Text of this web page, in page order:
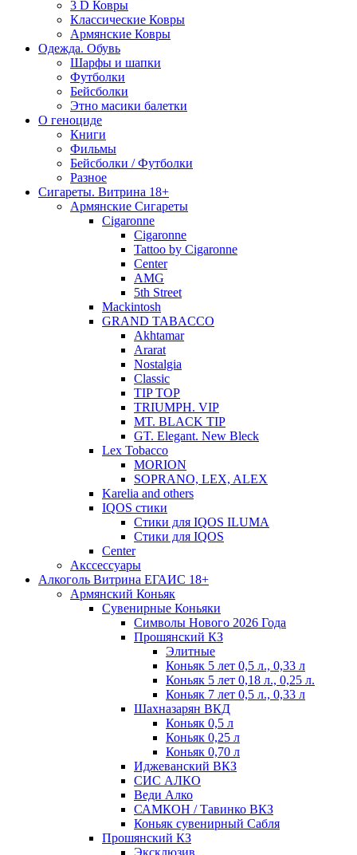
3 D Ковры
Классические Ковры
Армянские Ковры
Одежда. Обувь
Шарфы и шапки
Футболки
Бейсболки
Этно масики балетки
О геноциде
Книги
Фильмы
Бейсболки / Футболки
Разное
Сигареты. Витрина 18+
Армянские Сигареты
Cigaronne
Cigaronne
Tattoo by Cigaronne
Center
AMG
5th Street
Mackintosh
GRAND TABACCO
Akhtamar
Ararat
Nostalgia
Classic
TIP TOP
TRIUMPH. VIP
MT. BLACK TIP
GT. Elegant. New Bleck
Lex Tobacco
MORION
SOPRANO, LEX, ALEX
Karelia and others
IQOS стики
Стики для IQOS ILUMA
Стики для IQOS
Сenter
Акссессуары
Алкоголь Витрина ЕГАИС 18+
Армянский Коньяк
Сувенирные Коньяки
Символы Нового 2026 Года
Прошянский КЗ
Элитные
Коньяк 5 лет 0,5 л., 0,33 л
Коньяк 5 лет 0,18 л., 0,25 л.
Коньяк 7 лет 0,5 л., 0,33 л
Шахназарян ВКД
Коньяк 0,5 л
Коньяк 0,25 л
Коньяк 0,70 л
Иджеванский ВКЗ
СИС АЛКО
Веди Алко
САМКОН / Тавинко ВКЗ
Коньяк сувенирный Сабля
Прошянский КЗ
Эксклюзив